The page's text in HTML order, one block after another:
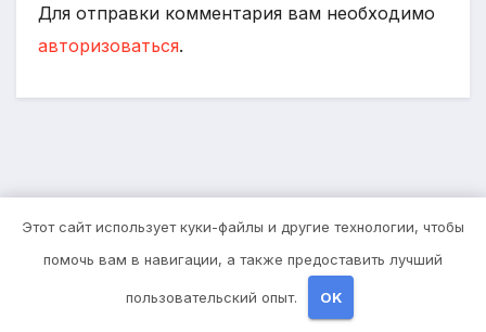
Для отправки комментария вам необходимо
авторизоваться.
You missed
Этот сайт использует куки-файлы и другие технологии, чтобы
помочь вам в навигации, а также предоставить лучший
пользовательский опыт. OK